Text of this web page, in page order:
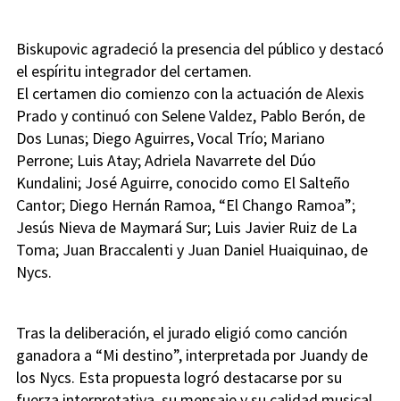
Biskupovic agradeció la presencia del público y destacó
el espíritu integrador del certamen.
El certamen dio comienzo con la actuación de Alexis
Prado y continuó con Selene Valdez, Pablo Berón, de
Dos Lunas; Diego Aguirres, Vocal Trío; Mariano
Perrone; Luis Atay; Adriela Navarrete del Dúo
Kundalini; José Aguirre, conocido como El Salteño
Cantor; Diego Hernán Ramoa, “El Chango Ramoa”;
Jesús Nieva de Maymará Sur; Luis Javier Ruiz de La
Toma; Juan Braccalenti y Juan Daniel Huaiquinao, de
Nycs.
Tras la deliberación, el jurado eligió como canción
ganadora a “Mi destino”, interpretada por Juandy de
los Nycs. Esta propuesta logró destacarse por su